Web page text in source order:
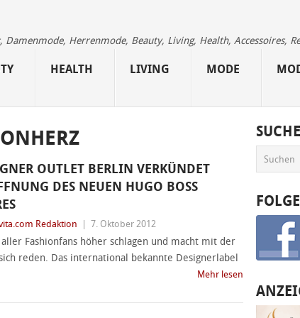
Damenmode, Herrenmode, Beauty, Living, Health, Accessoires,
HEALTH LIVING MODE
OUTLET BERLIN VERKÜNDET
DES NEUEN HUGO BOSS
Redaktion 7. Oktober 2012
Fashionfans höher schlagen und macht mit der
reden. Das international bekannte Designerlabel
Mehr lesen
SUCHE